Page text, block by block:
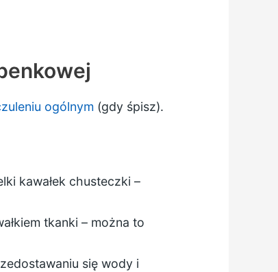
ogólnym (gdy śpisz).
kawałek chusteczki –
tkanki – można to
się wody i